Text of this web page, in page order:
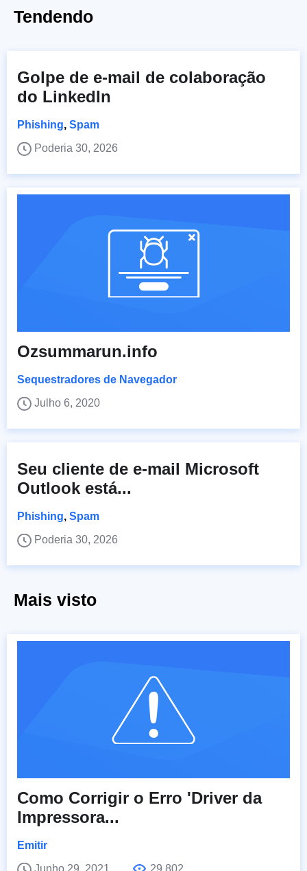
Tendendo
Golpe de e-mail de colaboração
do LinkedIn
Phishing, Spam
Poderia 30, 2026
Ozsummarun.info
Sequestradores de Navegador
Julho 6, 2020
Seu cliente de e-mail Microsoft
Outlook está...
Phishing, Spam
Poderia 30, 2026
Mais visto
Como Corrigir o Erro 'Driver da
Impressora...
Emitir
Junho 29, 2021
29,802